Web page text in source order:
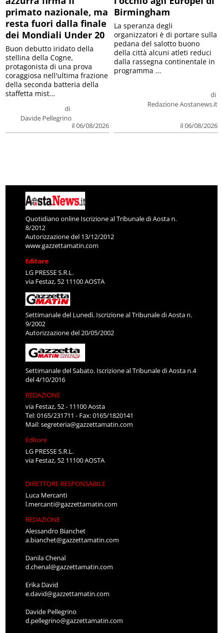
primato nazionale, ma
resta fuori dalla finale
dei Mondiali Under 20
di
Davide Pellegrino
il 06/08/2026
Buon debutto iridato della
stellina della Cogne,
protagonista di una prova
coraggiosa nell'ultima frazione
della seconda batteria della
staffetta mist...
Birmingham
di
Redazione Aostanews.it
il 06/08/2026
La speranza degli
organizzatori è di portare sulla
pedana del salotto buono
della città alcuni atleti reduci
dalla rassegna continentale in
programma ...
Quotidiano online Iscrizione al Tribunale di Aosta n.
8/2012
Autorizzazione del 13/12/2012
www.gazzettamatin.com
Editore
LG PRESSE S.R.L.
via Festaz, 52 11100 AOSTA
Settimanale del Lunedì. Iscrizione al Tribunale di Aosta n.
9/2002
Autorizzazione del 20/05/2002
Settimanale del Sabato. Iscrizione al Tribunale di Aosta n.4
del 4/10/2016
REDAZIONE
via Festaz, 52 - 11100 Aosta
Tel: 0165/231711 - Fax: 0165/1820141
Mail:segreteria@gazzettamatin.com
Editore
LG PRESSE S.R.L.
via Festaz, 52 11100 AOSTA
DIRETTORE RESPONSABILE
Luca Mercanti
l.mercanti@gazzettamatin.com
REDAZIONE
Alessandro Bianchet
a.bianchet@gazzettamatin.com
Danila Chenal
d.chenal@gazzettamatin.com
Erika David
e.david@gazzettamatin.com
Davide Pellegrino
d.pellegrino@gazzettamatin.com